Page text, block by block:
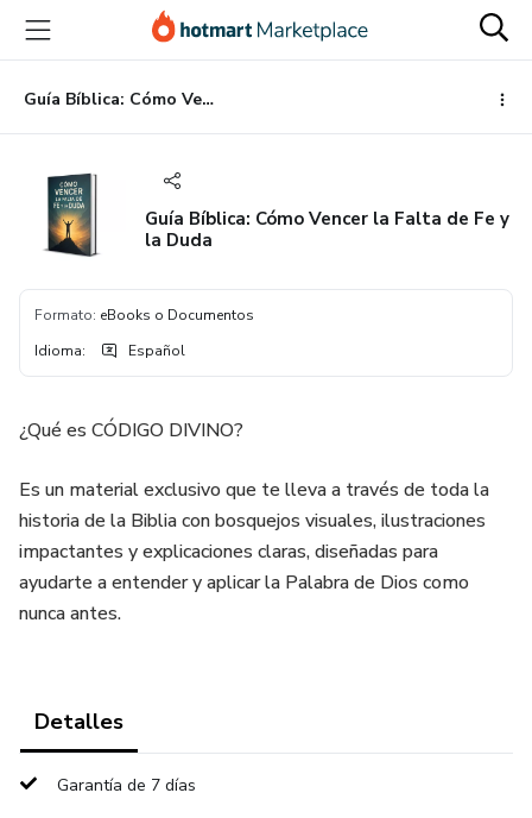
principal
página
de
página
Guía Bíblica: Cómo Vencer la Falta de Fe y la Duda
Guía Bíblica: Cómo Vencer la Falta de Fe y
la Duda
Formato: eBooks o Documentos
Idioma: Español
¿Qué es CÓDIGO DIVINO?
Es un material exclusivo que te lleva a través de toda la
historia de la Biblia con bosquejos visuales, ilustraciones
impactantes y explicaciones claras, diseñadas para
ayudarte a entender y aplicar la Palabra de Dios como
nunca antes.
Detalles
Garantía de 7 días